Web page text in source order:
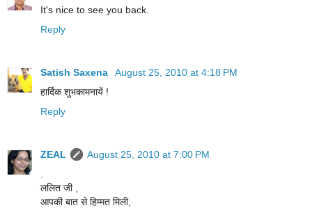
It's nice to see you back.
Reply
Satish Saxena
August 25, 2010 at 4:18 PM
हार्दिक शुभकामनायें !
Reply
ZEAL
August 25, 2010 at 7:00 PM
ललित जी ,
आपकी बात से हिम्मत मिली,